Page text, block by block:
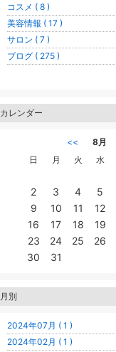
コスメ ( 8 )
美容情報 ( 17 )
サロン ( 7 )
ブログ ( 275 )
カレンダー
<< 8月
日
月 火 水
2
3 4 5
9
10 11 12
16
17 18 19
23
24 25 26
30
31
月別
2024年07月 ( 1 )
2024年02月 ( 1 )